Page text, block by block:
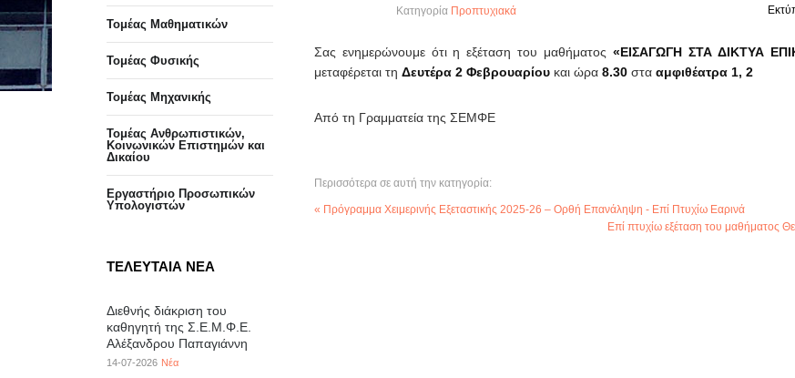
Κατηγορία Προπτυχιακά
Σας ενημερώνουμε ότι η εξέταση του μαθήματος «ΕΙΣΑΓΩΓΗ ΣΤΑ ΔΙΚΤΥΑ
μεταφέρεται τη Δευτέρα 2 Φεβρουαρίουκαι ώρα 8.30στα αμφιθέατρα 1, 2
Από τη Γραμματεία της ΣΕΜΦΕ
Περισσότερα σε αυτή την κατηγορία:
« Πρόγραμμα Χειμερινής Εξεταστικής 2025-26 – Ορθή Επανάληψη - Επί Πτυχίω Εαρινά
Επί πτυχίω εξέταση του μαθήματος
Τομέας Μαθηματικών
Τομέας Φυσικής
Τομέας Μηχανικής
Τομέας Ανθρωπιστικών,
Κοινωνικών Επιστημών και
Δικαίου
Eργαστήριo Προσωπικών
Υπολογιστών
ΤΕΛΕΥΤΑΙΑ ΝΕΑ
Διεθνής διάκριση του
καθηγητή της Σ.Ε.Μ.Φ.Ε.
Αλέξανδρου Παπαγιάννη
14-07-2026 Νέα